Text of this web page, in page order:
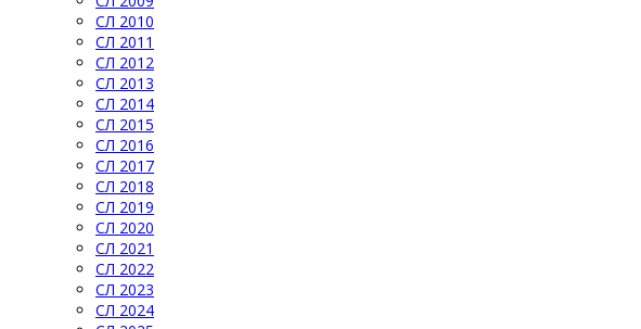
СЛ 2010
СЛ 2011
СЛ 2012
СЛ 2013
СЛ 2014
СЛ 2015
СЛ 2016
СЛ 2017
СЛ 2018
СЛ 2019
СЛ 2020
СЛ 2021
СЛ 2022
СЛ 2023
СЛ 2024